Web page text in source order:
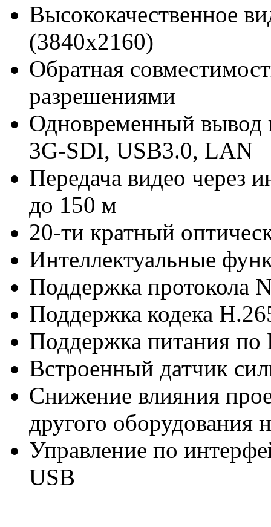
Высококачественное
(3840x2160)
Обратная
разрешениями
Одновременный вывод
3G-SDI, USB3.0, LAN
Передача видео через
до 150 м
20-ти кратный
Интеллектуальные
Поддержка протокола
Поддержка кодека
Поддержка питания по
Встроенный датчик
Снижение влияния
другого оборудования
Управление по
USB